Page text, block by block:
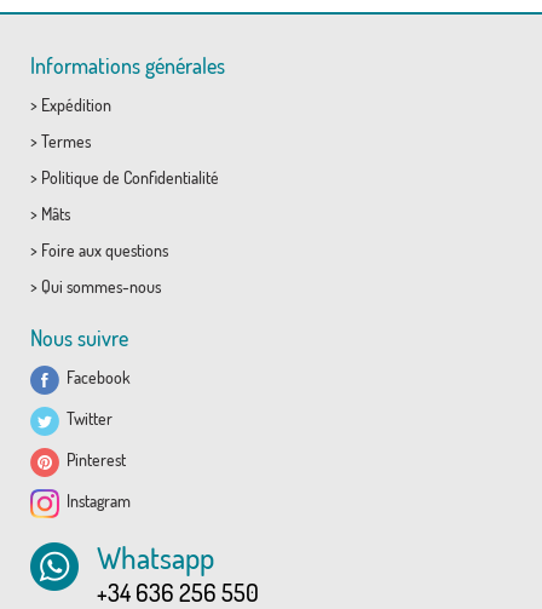
Informations générales
> Expédition
> Termes
> Politique de Confidentialité
> Mâts
> Foire aux questions
> Qui sommes-nous
Nous suivre
Facebook
Twitter
Pinterest
Instagram
Whatsapp
+34 636 256 550